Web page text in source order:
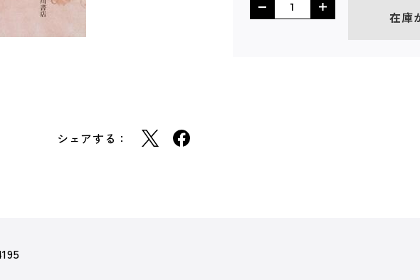
シェアする：
在庫